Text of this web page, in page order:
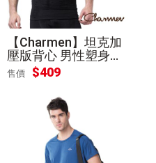
【Charmen】坦克加
壓版背心 男性塑身衣
(黑色L)
售價 $409